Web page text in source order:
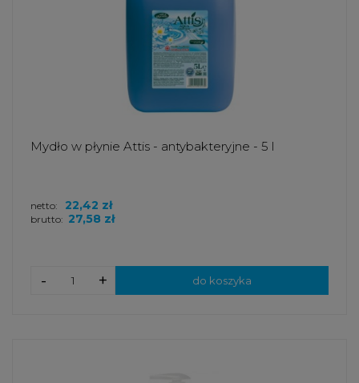
Mydło w płynie Attis - antybakteryjne - 5 l
brutto: 27,58 zł
netto: 22,42 zł
+
- do koszyka